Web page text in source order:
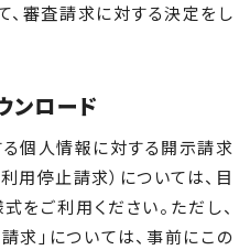
、審査請求に対する決定をし
ンロード
個人情報に対する開示請求
用停止請求）については、目
をご利用ください。ただし、
求」については、事前にこの